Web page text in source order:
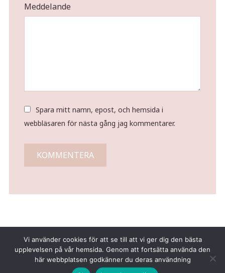
Meddelande
Spara mitt namn, epost, och hemsida i
webbläsaren för nästa gång jag kommentarer.
Copyright © 2026 Tina Gustafsson
Vi använder cookies för att se till att vi ger dig den bästa
upplevelsen på vår hemsida. Genom att fortsätta använda den
här webbplatsen godkänner du deras användning